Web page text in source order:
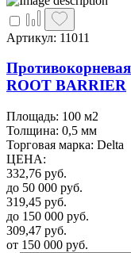
Артикул: 11011
ROOT BARRIER
Площадь: 100 м2
Толщина: 0,5 мм
Торговая марка: Delta
ЦЕНА:
332,76 руб.
до 50 000 руб.
319,45 руб.
до 150 000 руб.
309,47 руб.
от 150 000 руб.